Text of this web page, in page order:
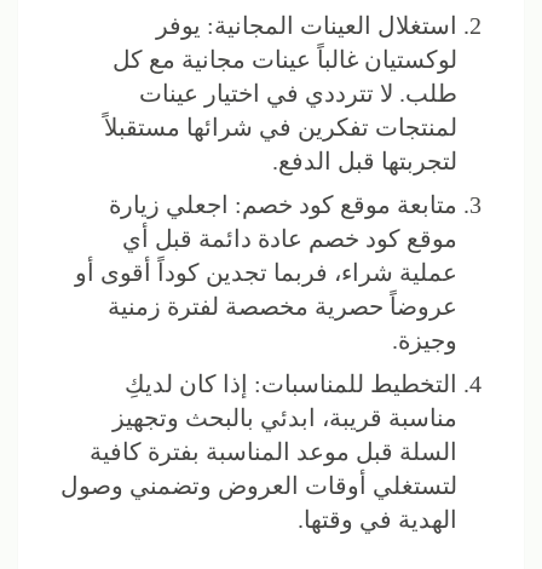
استغلال العينات المجانية: يوفر
لوكستيان غالباً عينات مجانية مع كل
طلب. لا تترددي في اختيار عينات
لمنتجات تفكرين في شرائها مستقبلاً
لتجربتها قبل الدفع.
متابعة موقع كود خصم: اجعلي زيارة
موقع كود خصم عادة دائمة قبل أي
عملية شراء، فربما تجدين كوداً أقوى أو
عروضاً حصرية مخصصة لفترة زمنية
وجيزة.
التخطيط للمناسبات: إذا كان لديكِ
مناسبة قريبة، ابدئي بالبحث وتجهيز
السلة قبل موعد المناسبة بفترة كافية
لتستغلي أوقات العروض وتضمني وصول
الهدية في وقتها.